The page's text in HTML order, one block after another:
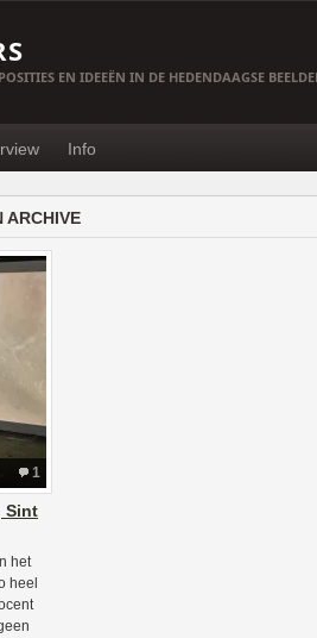
EN IDEEËN IN DE HEDENDAAGSE
Info
ARCHIVE
1
Sint
het
heel